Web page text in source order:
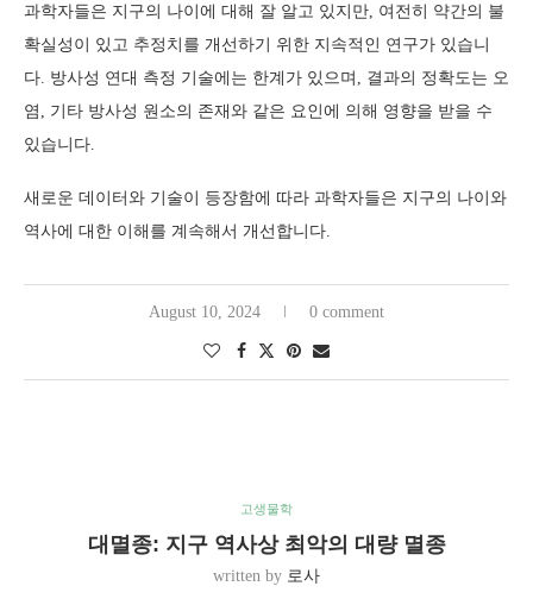
과학자들은 지구의 나이에 대해 잘 알고 있지만, 여전히 약간의 불
확실성이 있고 추정치를 개선하기 위한 지속적인 연구가 있습니
다. 방사성 연대 측정 기술에는 한계가 있으며, 결과의 정확도는 오
염, 기타 방사성 원소의 존재와 같은 요인에 의해 영향을 받을 수
있습니다.
새로운 데이터와 기술이 등장함에 따라 과학자들은 지구의 나이와
역사에 대한 이해를 계속해서 개선합니다.
August 10, 2024 0 comment
고생물학
대멸종: 지구 역사상 최악의 대량 멸종
written by 로사